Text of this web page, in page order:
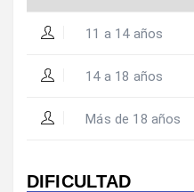
11 a 14 años
14 a 18 años
Más de 18 años
DIFICULTAD